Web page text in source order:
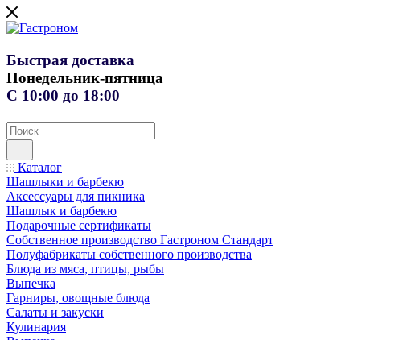
Быстрая доставка
Понедельник-пятница
С 10:00 до 18:00
Каталог
Шашлыки и барбекю
Аксессуары для пикника
Шашлык и барбекю
Подарочные сертификаты
Собственное производство Гастроном Стандарт
Полуфабрикаты собственного производства
Блюда из мяса, птицы, рыбы
Выпечка
Гарниры, овощные блюда
Салаты и закуски
Кулинария